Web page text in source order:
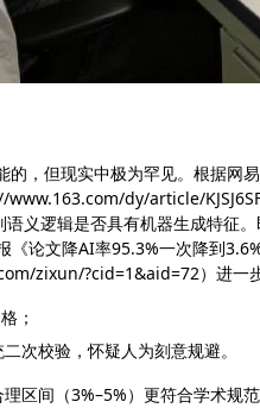
的，但现实中极为罕见。根据
dy/article/
语义逻辑是否具有机器生成特征
《论文降AI率95.3%一次降到
zixun/?cid=1&aid=72）进一
；
次校验，怀疑人为刻意规避。
区间（3%–5%）更符合学术规范